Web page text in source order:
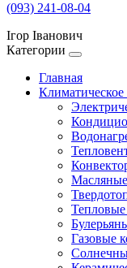
(093) 241-08-04
Ігор Іванович
Категории
Главная
Климатическое
Газовые